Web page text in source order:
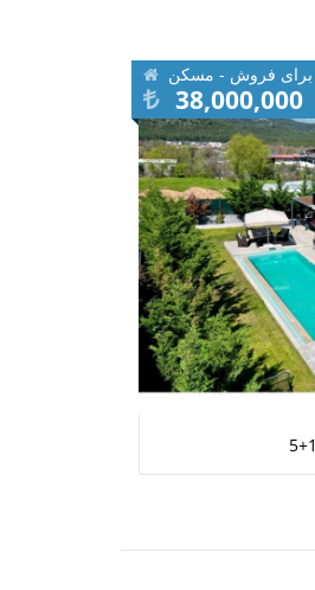
برای فروش - مسکن
38,000,000
5+1